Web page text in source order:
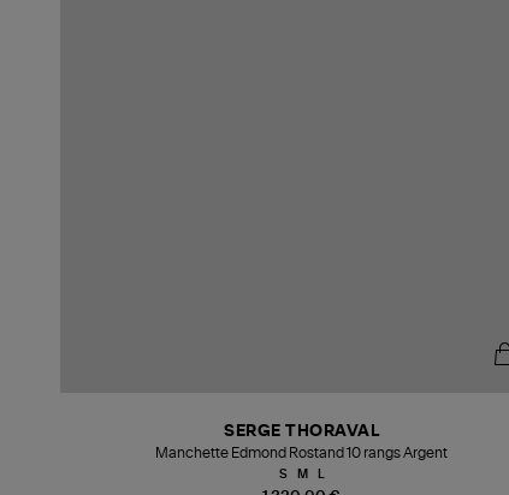
SERGE THORAVAL
Manchette Edmond Rostand 10 rangs Argent
S M